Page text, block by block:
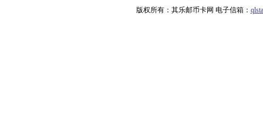
版权所有：其乐邮币卡网 电子信箱：